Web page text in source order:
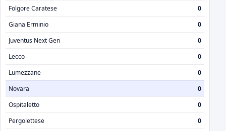
Folgore Caratese
0
Giana Erminio
0
Juventus Next Gen
0
Lecco
0
Lumezzane
0
Novara
0
Ospitaletto
0
Pergolettese
0